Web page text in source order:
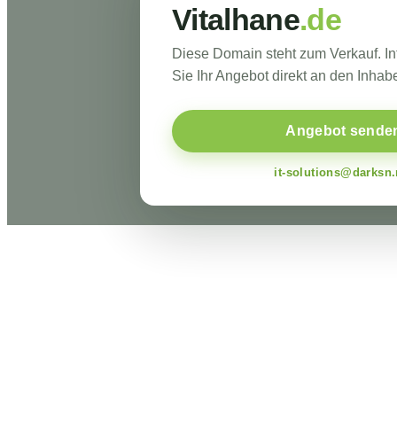
Vitalhane.de
Diese Domain steht zum Verkauf.
Sie Ihr Angebot direkt an den
Angebot
it-